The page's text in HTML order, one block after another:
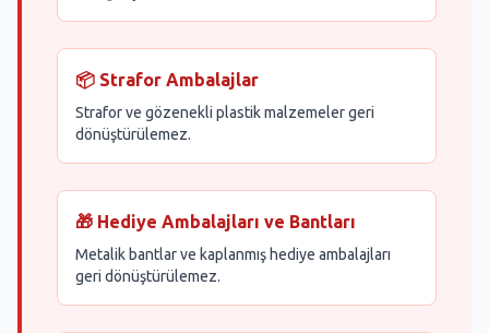
📦 Strafor Ambalajlar
Strafor ve gözenekli plastik malzemeler geri
dönüştürülemez.
🎁 Hediye Ambalajları ve Bantları
Metalik bantlar ve kaplanmış hediye ambalajları
geri dönüştürülemez.